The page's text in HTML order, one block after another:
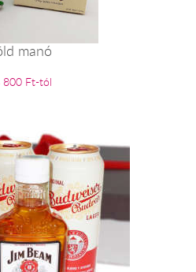
manó
800 Ft-tól